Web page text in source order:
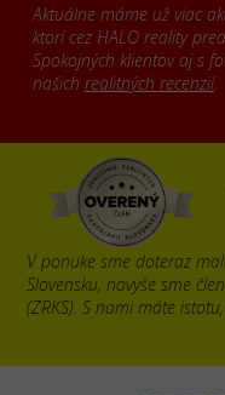
Aktuálne máme už viac
ktorí cez HALO reality
Spokojných klientov aj s
našich realitných recenzií.
V ponuke sme doteraz
Slovensku, navyše sme
(ZRKS). S nami máte